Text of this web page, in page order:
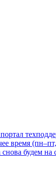
время
будем на